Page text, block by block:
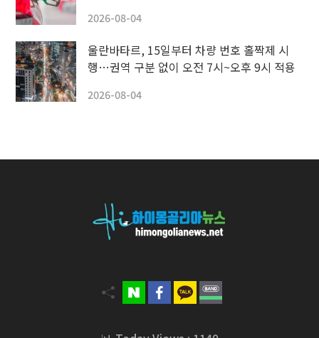
2026-08-04
울란바타르, 15일부터 차량 번호 홀짝제 시
행…권역 구분 없이 오전 7시~오후 9시 적용
2026-08-04